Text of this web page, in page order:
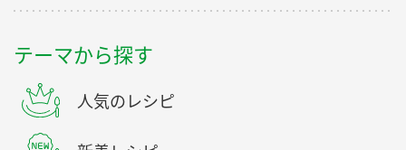
テーマから探す
人気のレシピ